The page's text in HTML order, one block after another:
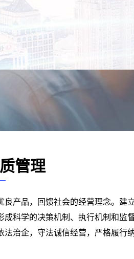
管理
良产品，回馈社会的经营理念。建
成科学的决策机制、执行机制和监
法治企，守法诚信经营，严格履行纳